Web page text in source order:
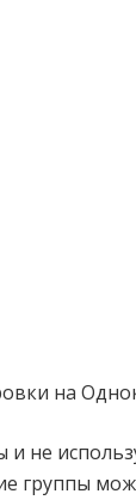
на
не
группы